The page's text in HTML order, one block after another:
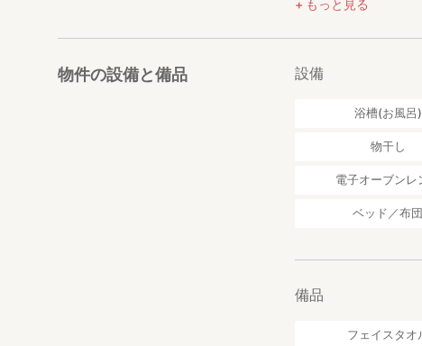
・キッチン設備： 軽
・水回り設備： ウォ
す。
可能です。宿から離
変更する場合にはご
もっと見る
物件の設備と備品 設備
浴槽(お風呂)
物干し
電子オーブンレ
ベッド／布団
備品
フェイスタオ